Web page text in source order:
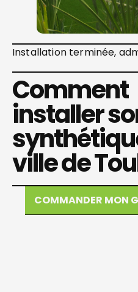
Installation terminée,
Comment
installer
ville de
COMMANDER MON